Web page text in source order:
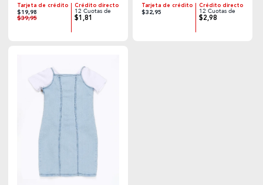
Tarjeta de crédito
$19,98
$39,95
Crédito directo
12 Cuotas de
$1,81
Tarjeta de crédito
$32,95
Crédito directo
12 Cuotas de
$2,98